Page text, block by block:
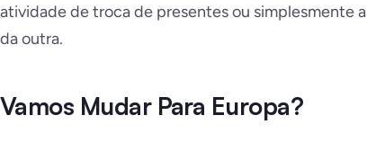
atividade de troca de presentes ou simplesmente
da outra.
Vamos Mudar Para Europa?